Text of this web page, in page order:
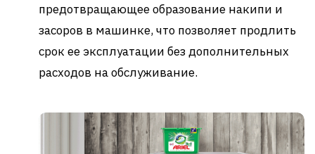
предотвращающее образование накипи и
засоров в машинке, что позволяет продлить
срок ее эксплуатации без дополнительных
расходов на обслуживание.